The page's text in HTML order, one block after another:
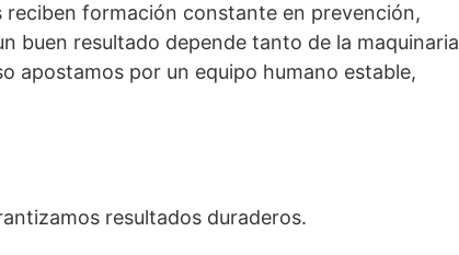
reciben formación constante en prevención,
buen resultado depende tanto de la maquinaria
apostamos por un equipo humano estable,
resultados duraderos.